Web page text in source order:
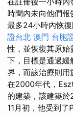
時間內未向他們
最多24小時內恢復
證台北 澳門 台胞
性，並恢復其原始
下，目標是通過緩
界，而該治療則用
在2000年代，
的建築，該建築於
11月初，他受到